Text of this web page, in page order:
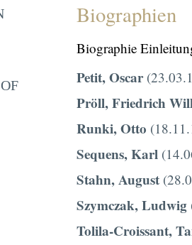
Biographien
Biographie
Petit, Oscar
Pröll, Friedrich
Runki, Otto
Sequens, Karl
Stahn, August
Szymczak, Ludwig
Tolila-Croissant,